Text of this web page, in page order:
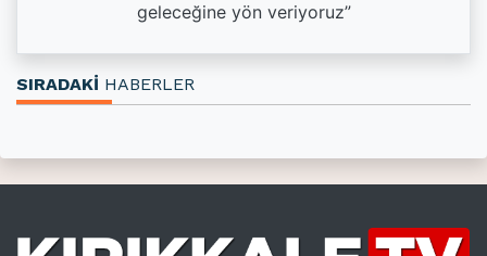
geleceğine yön veriyoruz”
SIRADAKİ HABERLER